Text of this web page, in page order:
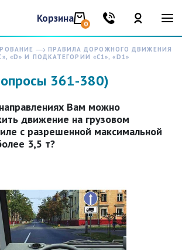
Корзина 0
ПРАВИЛА ДОРОЖНОГО ДВИЖЕНИЯ
«D» И ПОДКАТЕГОРИИ «C1», «D1»
361-380)
Вам можно
движение на грузовом
с разрешенной максимальной
3,5 т?